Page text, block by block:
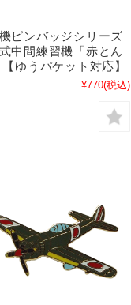
ピンバッジシリーズ
中間練習機「赤とん
ゆうパケット対応】
¥770(税込)